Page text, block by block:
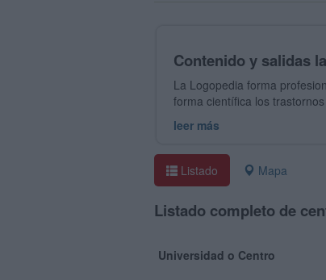
Contenido y salidas
La Logopedia forma
forma científica los
leer más
Listado Mapa
Listado completo de
Universidad o Centro